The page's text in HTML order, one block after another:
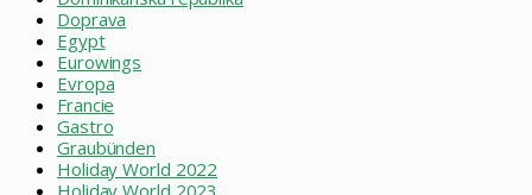
Doprava
Egypt
Eurowings
Evropa
Francie
Gastro
Graubünden
Holiday World 2022